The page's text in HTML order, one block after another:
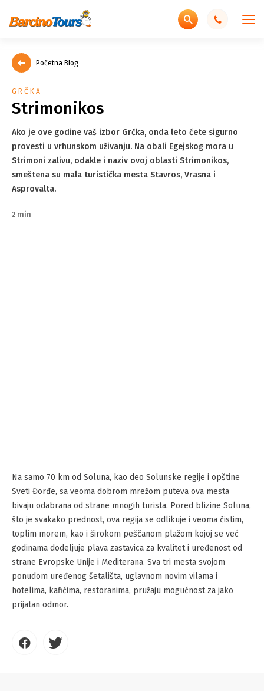
Početna Blog
GRČKA
Strimonikos
Ako je ove godine vaš izbor Grčka, onda leto ćete sigurno
provesti u vrhunskom uživanju. Na obali Egejskog mora u
Strimoni zalivu, odakle i naziv ovoj oblasti Strimonikos,
smeštena su mala turistička mesta Stavros, Vrasna i
Asprovalta.
2 min
Na samo 70 km od Soluna, kao deo Solunske regije i opštine
Sveti Đorđe, sa veoma dobrom mrežom puteva ova mesta
bivaju odabrana od strane mnogih turista. Pored blizine Soluna,
što je svakako prednost, ova regija se odlikuje i veoma čistim,
toplim morem, kao i širokom peščanom plažom kojoj se već
godinama dodeljuje plava zastavica za kvalitet i uređenost od
strane Evropske Unije i Mediterana. Sva tri mesta svojom
ponudom uređenog šetališta, uglavnom novim vilama i
hotelima, kafićima, restoranima, pružaju mogućnost za jako
prijatan odmor.